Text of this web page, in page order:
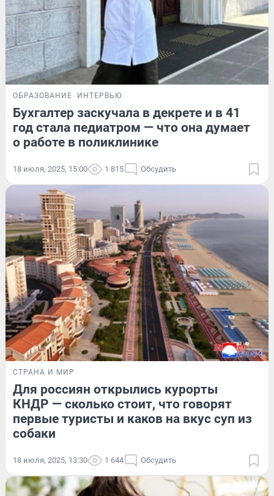
ОБРАЗОВАНИЕ ИНТЕРВЬЮ
Бухгалтер заскучала в декрете и в 41
год стала педиатром — что она думает
о работе в поликлинике
18 июля, 2025, 15:00 1 815 Обсудить
СТРАНА И МИР
Для россиян открылись курорты
КНДР — сколько стоит, что говорят
первые туристы и каков на вкус суп из
собаки
18 июля, 2025, 13:30 1 644 Обсудить